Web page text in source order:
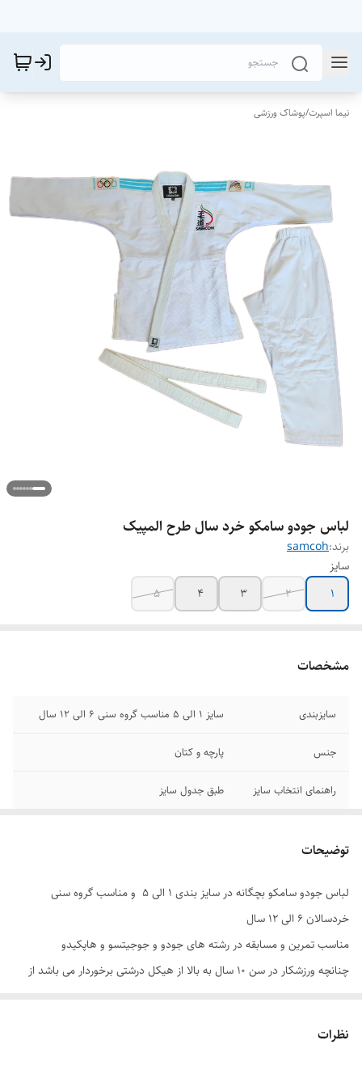
نیما اسپرت/پوشاک ورزشی
لباس جودو سامکو خرد سال طرح المپیک
برند:samcoh
سایز
1
2
3
4
5
مشخصات
سایزبندی سایز 1 الی 5 مناسب گروه سنی 6 الی 12 سال
جنس پارچه و کتان
راهنمای انتخاب سایز طبق جدول سایز
توضیحات
لباس جودو سامکو بچگانه در سایز بندی 1 الی 5 و مناسب گروه سنی
خردسالان 6 الی 12 سال
مناسب تمرین و مسابقه در رشته های جودو و جوجیتسو و هاپکیدو
چنانچه ورزشکار در سن 10 سال به بالا از هیکل درشتی برخوردار می باشد از
نظرات